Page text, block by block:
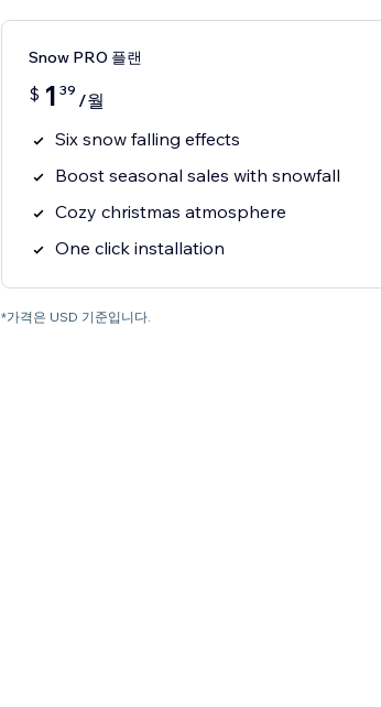
Snow PRO 플랜
$ 1 39 /월
Six snow falling effects
Boost seasonal sales with snowfall
Cozy christmas atmosphere
One click installation
*가격은 USD 기준입니다.